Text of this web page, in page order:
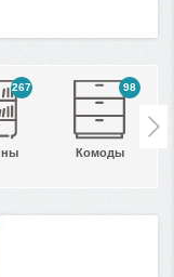
267 98
Комоды